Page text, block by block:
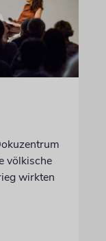
völkische
wirkten